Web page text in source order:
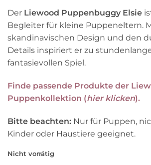
Der Liewood Puppenbuggy Elsie
Begleiter für kleine Puppeneltern.
skandinavischen Design und den
Details inspiriert er zu
fantasievollen Spiel.
Finde passende Produkte der
Puppenkollektion (hier klicken).
Bitte beachten: Nur für Puppen,
Kinder oder Haustiere geeignet.
Nicht vorrätig